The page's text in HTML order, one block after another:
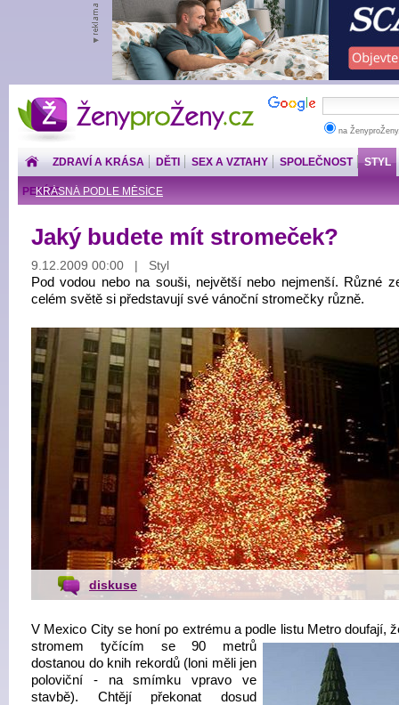
ŽenyproŽeny.cz
na
ZDRAVÍ A KRÁSA DĚTI SEX A VZTAHY SPOLEČNOST STYL
KRÁSNÁ PODLE MĚSÍCE
PENÍZE
Jaký budete mít stromeček?
9.12.2009 00:00 | Styl
Pod vodou nebo na souši, největší nebo nejmenší. Různé
celém světě si představují své vánoční stromečky různě.
diskuse
V Mexico City se honí po extrému a podle listu Metro doufají,
stromem tyčícím se 90 metrů
dostanou do knih rekordů (loni měli jen
poloviční - na smímku vpravo ve
stavbě). Chtějí překonat dosud